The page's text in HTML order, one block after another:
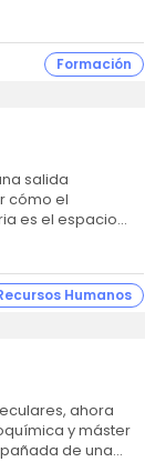
Formación
cómo el
la industria es el espacio...
Humanos
y máster
de una